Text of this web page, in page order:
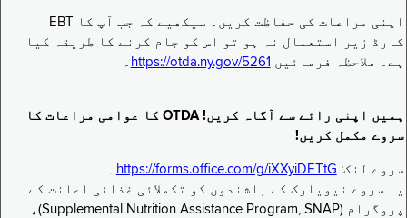
اپنی مراعات کی حفاظت کریں۔ سیکھیے کہ جب آپ کا EBT
کارڈ زیر استعمال نہ ہو تو اس کو جام کرنے کا طریقہ کیا
ہے۔ ملاحظہ فرمائیں https://otda.ny.gov/5261 ۔
ہمیں اپنی رائے سے آگاہ کریں! OTDA کا عوامی مراعات کا
سروے مکمل کریں!
سروے لنک: https://forms.office.com/g/iXXyiDETtG ۔
یہ سروے نیویارک کے باشندوں کو تکملائی غذائی اعانت کے
پروگرام (Supplemental Nutrition Assistance Program, SNAP)،